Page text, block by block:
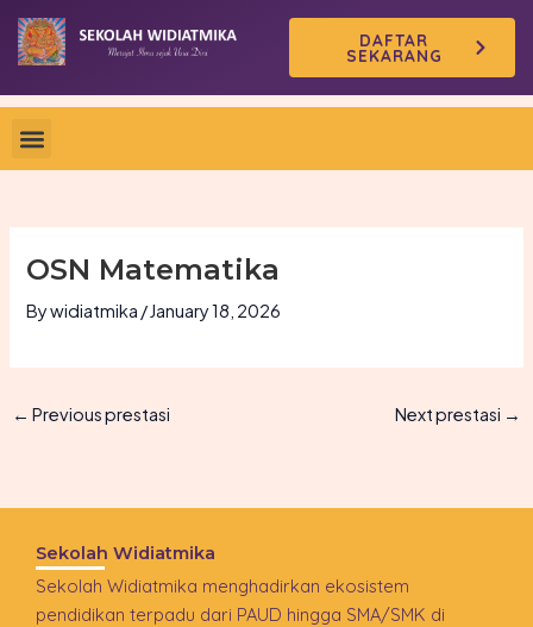
Skip
content
DAFTAR
SEKARANG
OSN Matematika
Bywidiatmika /January 18, 2026
← Previous prestasi Next prestasi →
Sekolah Widiatmika
Sekolah Widiatmika menghadirkan ekosistem
pendidikan terpadu dari PAUD hingga SMA/SMK di